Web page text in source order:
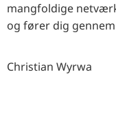
mangfoldige
og fører dig
Christian Wyrwa